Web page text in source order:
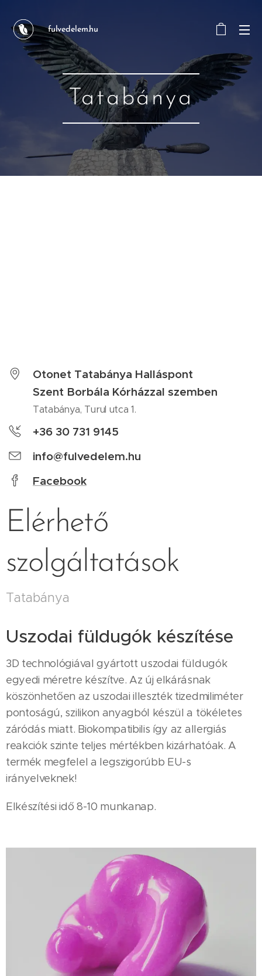
fulvedelem.hu
Tatabánya
Otonet Tatabánya Halláspont
Szent Borbála Kórházzal szemben
Tatabánya, Turul utca 1.
+36 30 731 9145
info@fulvedelem.hu
Facebook
Elérhető
szolgáltatások
Tatabánya
Uszodai füldugók készítése
3D technológiával gyártott uszodai füldugók
egyedi méretre készítve. Az új elkárásnak
köszönhetően az uszodai illeszték tizedmiliméter
pontoságú, szilikon anyagból készül a tökéletes
záródás miatt. Biokompatibilis így az allergiás
reakciók szinte teljes mértékben kizárhatóak. A
termék megfelel a legszigorúbb EU-s
irányelveknek!
Elkészítési idő 8-10 munkanap.